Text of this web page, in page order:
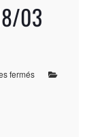
03
fermés